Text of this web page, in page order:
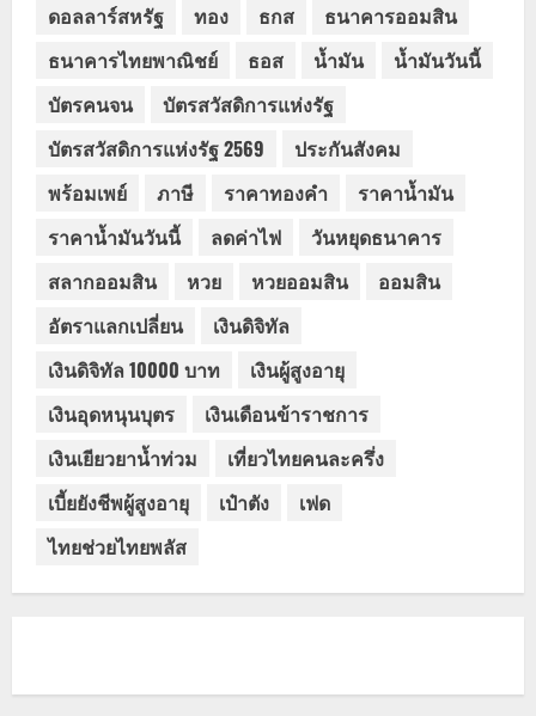
ดอลลาร์สหรัฐ
ทอง ธกส
ธนาคารออมสิน
ธนาคารไทยพาณิชย์
ธอส น้ำมัน
น้ำมันวันนี้
บัตรคนจน
บัตรสวัสดิการแห่งรัฐ
บัตรสวัสดิการแห่งรัฐ 2569
ประกันสังคม
พร้อมเพย์
ภาษี ราคาทองคำ
ราคาน้ำมัน
ราคาน้ำมันวันนี้
ลดค่าไฟ
วันหยุดธนาคาร
สลากออมสิน
หวย หวยออมสิน
ออมสิน
อัตราแลกเปลี่ยน
เงินดิจิทัล
เงินดิจิทัล 10000 บาท
เงินผู้สูงอายุ
เงินอุดหนุนบุตร
เงินเดือนข้าราชการ
เงินเยียวยาน้ำท่วม
เที่ยวไทยคนละครึ่ง
เบี้ยยังชีพผู้สูงอายุ
เป๋าตัง
เฟด
ไทยช่วยไทยพลัส